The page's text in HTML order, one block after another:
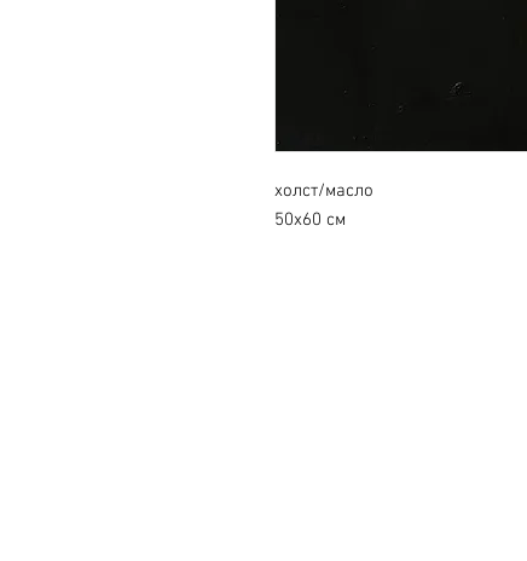
холст/масло
50х60 см